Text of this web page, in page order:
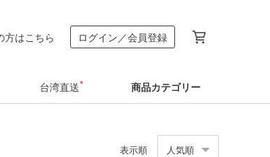
方はこちら ログイン／会員登録
台湾直送 商品カテゴリー
表示順 人気順